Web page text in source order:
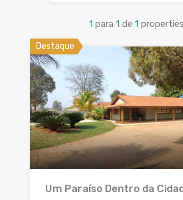
1 para 1 de 1 properties
Destaque
Um Paraíso Dentro da